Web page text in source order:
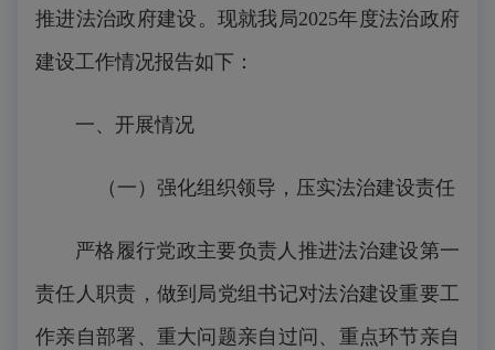
推进法治政府建设。现就我局2025年度法治政府
建设工作情况报告如下：
一、开展情况
（一）强化组织领导，压实法治建设责任
严格履行党政主要负责人推进法治建设第一
责任人职责，做到局党组书记对法治建设重要工
作亲自部署、重大问题亲自过问、重点环节亲自